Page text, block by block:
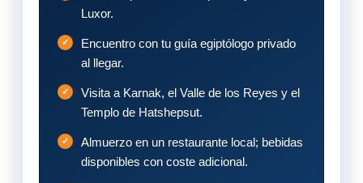
Luxor.
Encuentro con tu guía egiptólogo privado
al llegar.
Visita a Karnak, el Valle de los Reyes y el
Templo de Hatshepsut.
Almuerzo en un restaurante local; bebidas
disponibles con coste adicional.